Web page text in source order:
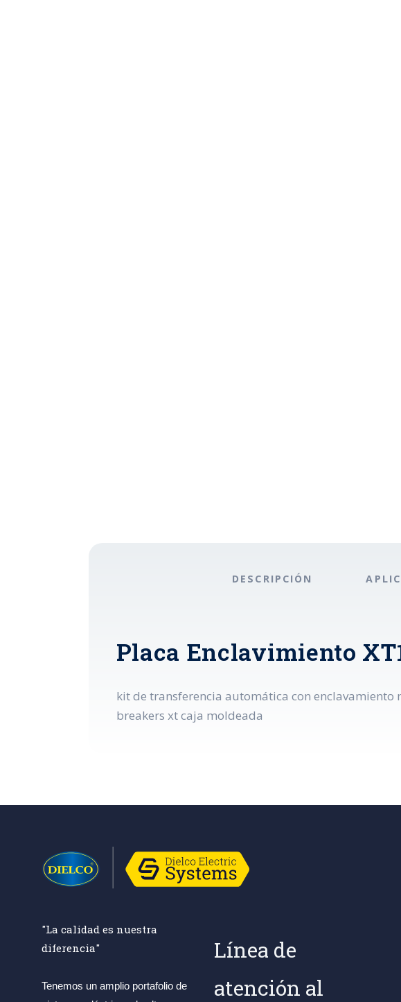
DESCRIPCIÓN
Placa Enclavimiento
kit de transferencia automática con enclavamiento
breakers xt caja moldeada
"La calidad es nuestra
diferencia"
Tenemos un amplio portafolio de
Línea de
atención al